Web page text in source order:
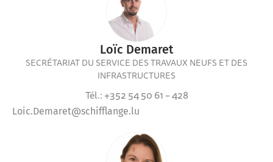
Loïc Demaret
SECRÉTARIAT DU SERVICE DES TRAVAUX NEUFS ET DES
INFRASTRUCTURES
Tél.: +352 54 50 61 – 428
Loic.Demaret@schifflange.lu